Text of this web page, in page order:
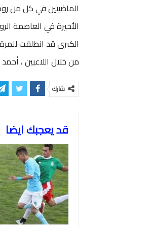
الماضيتين في كل من
من خلال اللاعبين ،
شارك
قد يعجبك ايضا